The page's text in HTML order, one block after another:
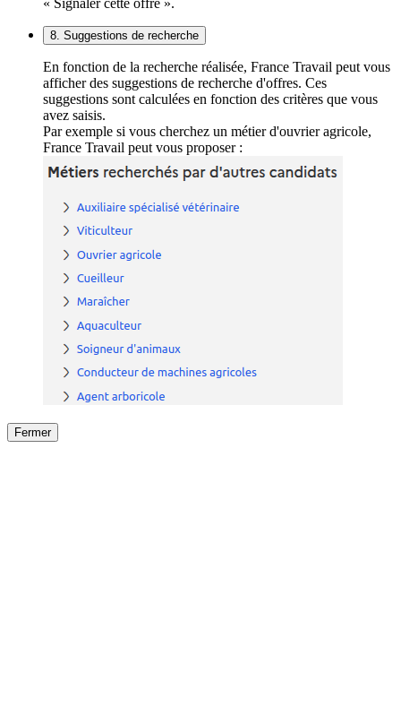
8. Suggestions de recherche
En fonction de la recherche réalisée, France Travail peut vous
afficher des suggestions de recherche d'offres. Ces
suggestions sont calculées en fonction des critères que vous
avez saisis.
Par exemple si vous cherchez un métier d'ouvrier agricole,
France Travail peut vous proposer :
Fermer